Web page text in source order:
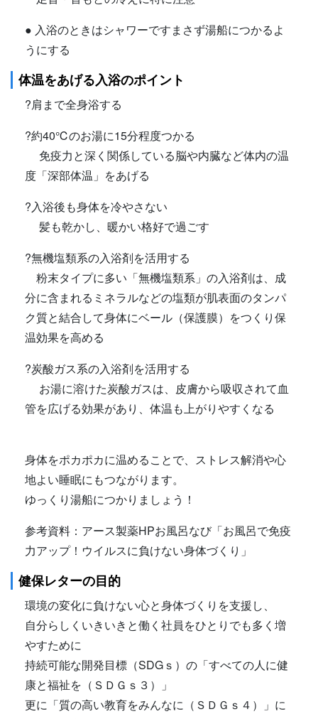
● 入浴のときはシャワーですまさず湯船につかるよ
うにする
体温をあげる入浴のポイント
?肩まで全身浴する
?約40℃のお湯に15分程度つかる
免疫力と深く関係している脳や内臓など体内の温
度「深部体温」をあげる
?入浴後も身体を冷やさない
髪も乾かし、暖かい格好で過ごす
?無機塩類系の入浴剤を活用する
粉末タイプに多い「無機塩類系」の入浴剤は、成
分に含まれるミネラルなどの塩類が肌表面のタンパ
ク質と結合して身体にベール（保護膜）をつくり保
温効果を高める
?炭酸ガス系の入浴剤を活用する
お湯に溶けた炭酸ガスは、皮膚から吸収されて血
管を広げる効果があり、体温も上がりやすくなる
身体をポカポカに温めることで、ストレス解消や心
地よい睡眠にもつながります。
ゆっくり湯船につかりましょう！
参考資料：アース製薬HPお風呂なび「お風呂で免疫
力アップ！ウイルスに負けない身体づくり」
健保レターの目的
環境の変化に負けない心と身体づくりを支援し、
自分らしくいきいきと働く社員をひとりでも多く増
やすために
持続可能な開発目標（SDGｓ）の「すべての人に健
康と福祉を（ＳＤＧｓ３）」
更に「質の高い教育をみんなに（ＳＤＧｓ４）」に